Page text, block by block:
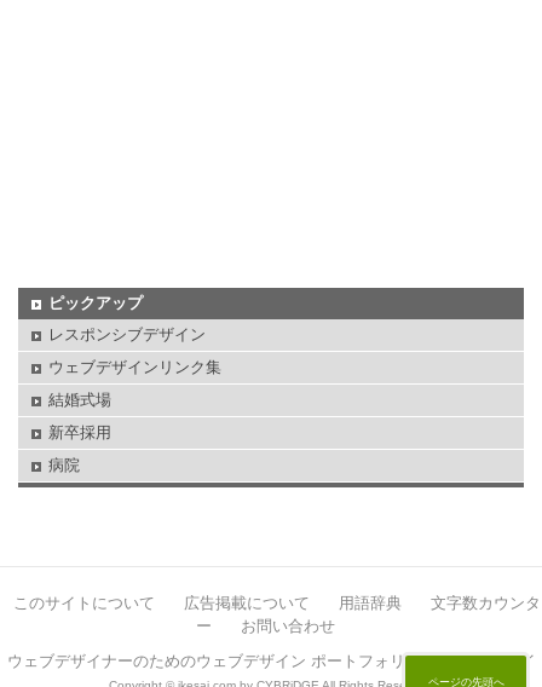
ピックアップ
レスポンシブデザイン
ウェブデザインリンク集
結婚式場
新卒採用
病院
ページの先頭へ
このサイトについて 広告掲載について 用語辞典
文字数カウンタ
ー
お問い合わせ
ウェブデザイナーのためのウェブデザイン ポートフォリオサイト イケサイ